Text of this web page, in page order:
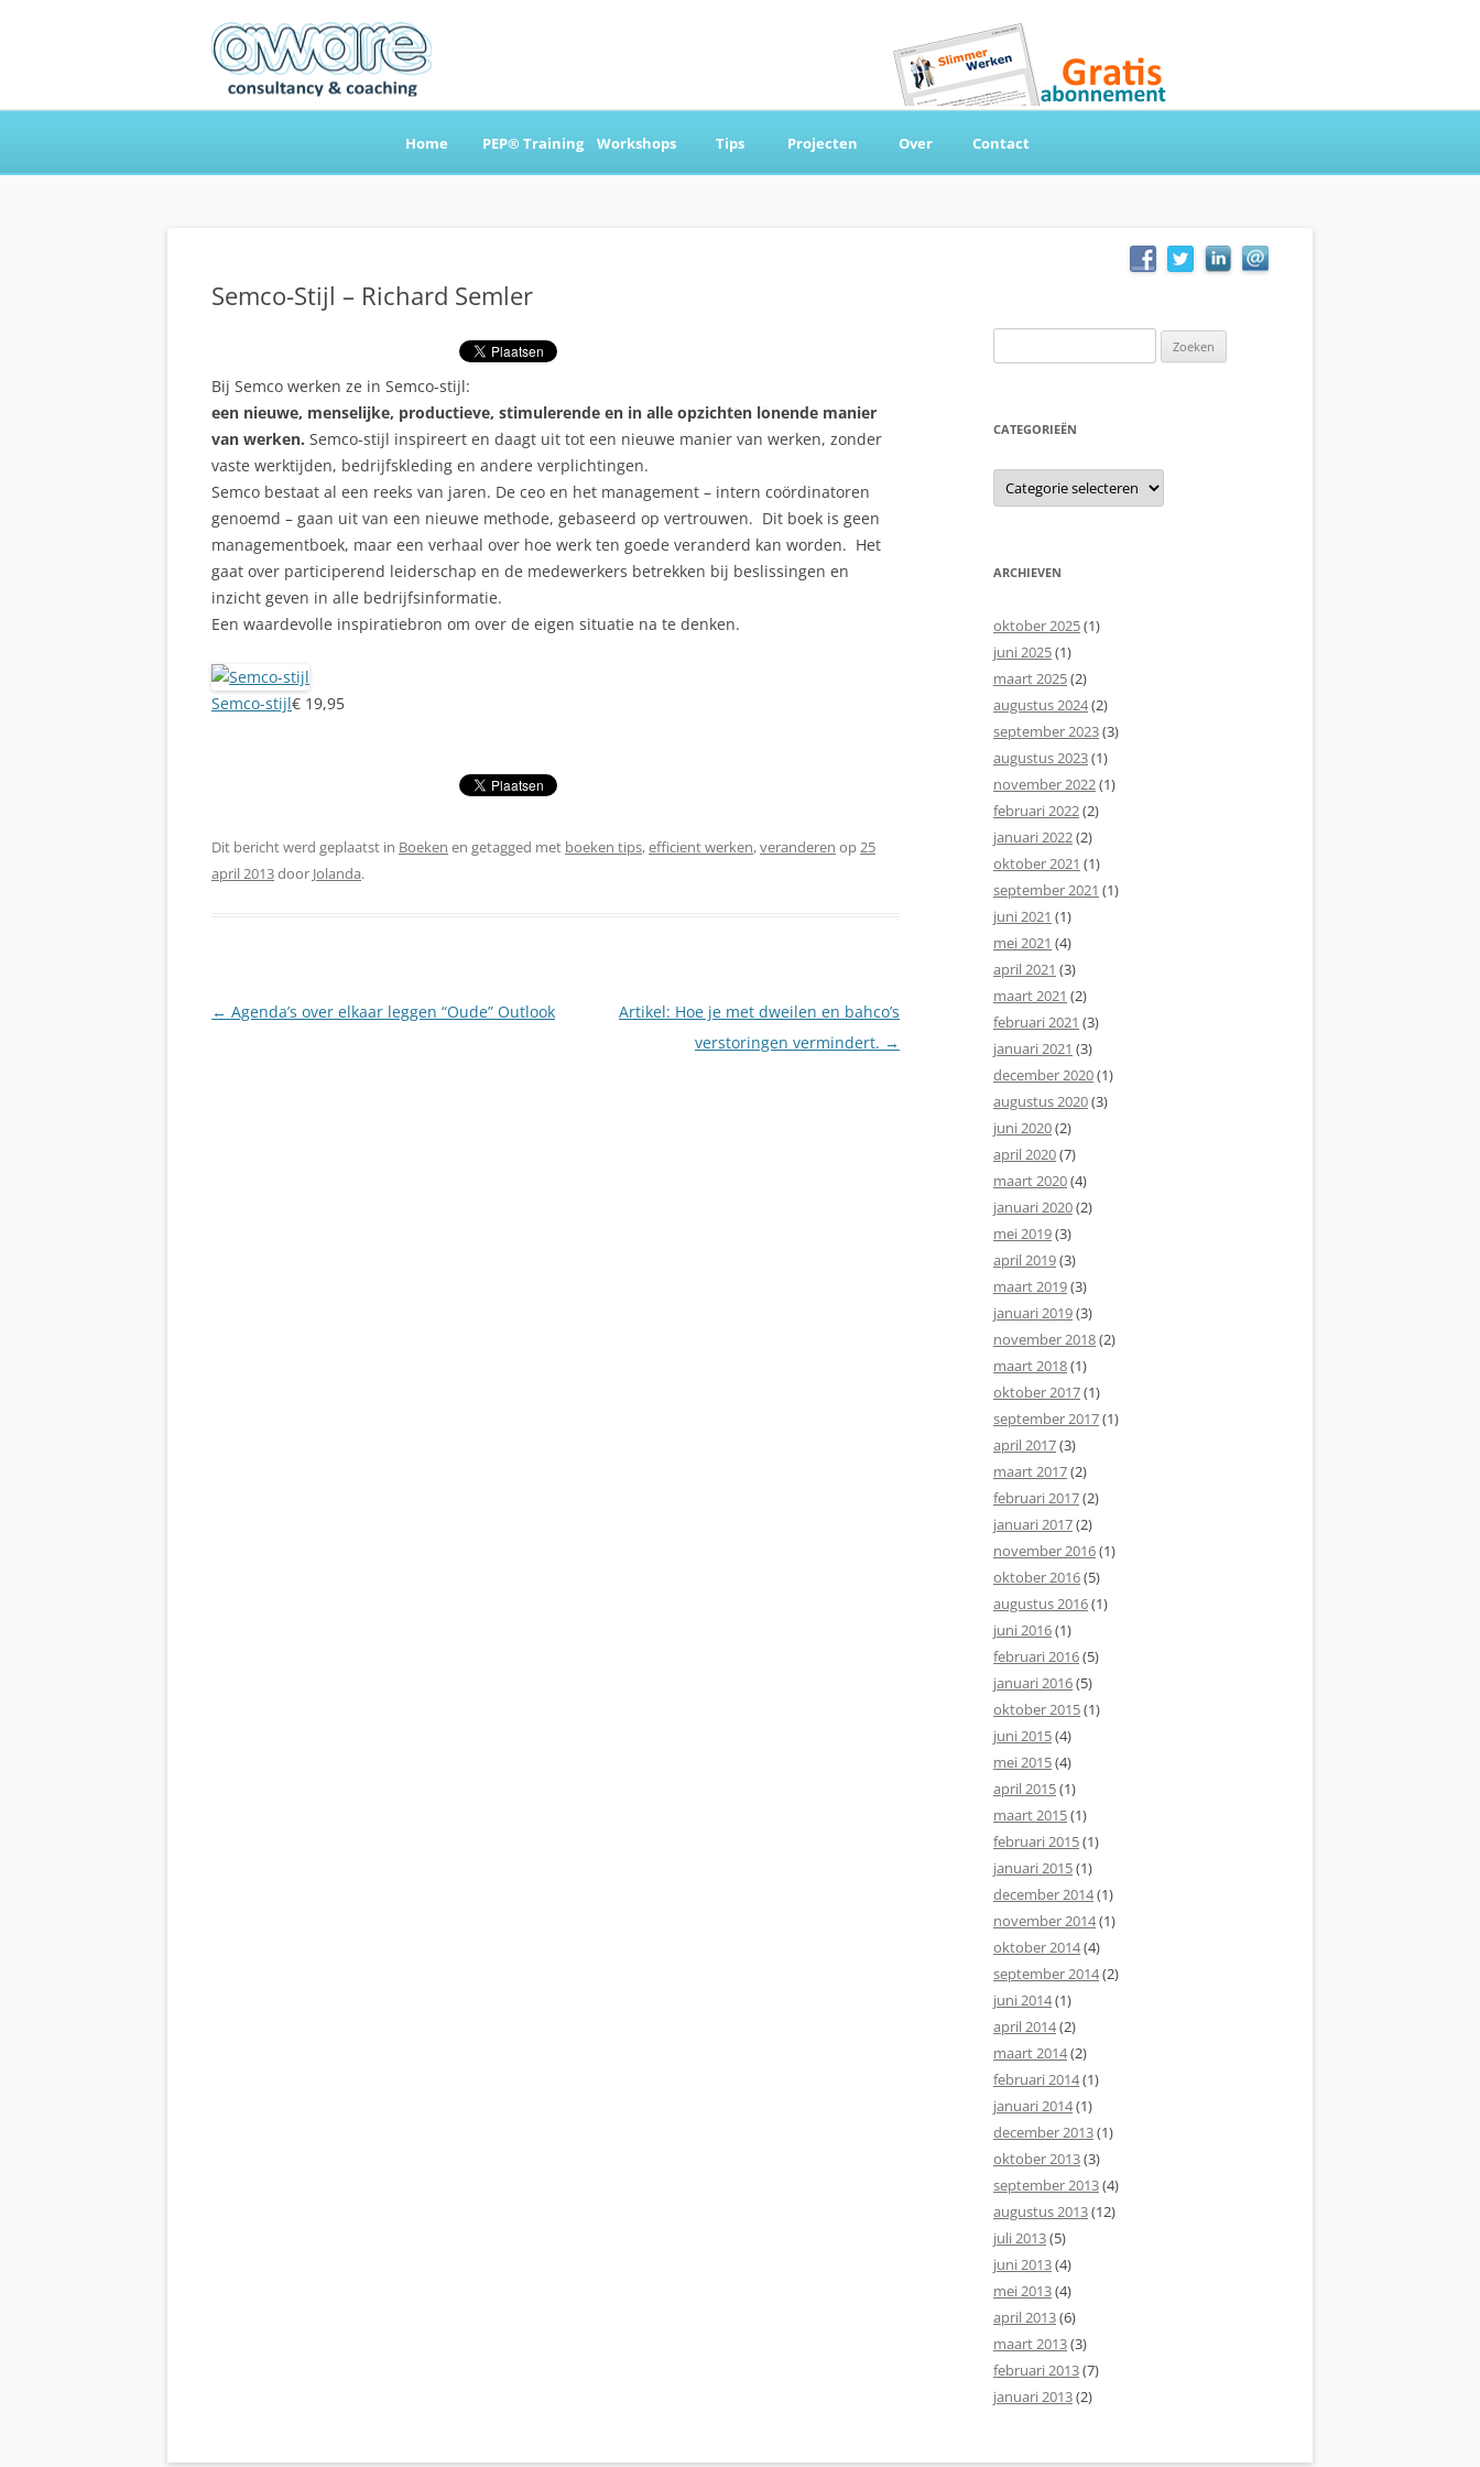
Ga
de
Home PEP® Training Workshops Tips Projecten Over Contact
Aware Consultancy & Coaching
Semco-Stijl – Richard Semler
Bij Semco werken ze in Semco-stijl:
een nieuwe, menselijke, productieve, stimulerende en in alle opzichten lonende manier
van werken. Semco-stijl inspireert en daagt uit tot een nieuwe manier van werken, zonder
vaste werktijden, bedrijfskleding en andere verplichtingen.
Semco bestaat al een reeks van jaren. De ceo en het management – intern coördinatoren
genoemd – gaan uit van een nieuwe methode, gebaseerd op vertrouwen. Dit boek is geen
managementboek, maar een verhaal over hoe werk ten goede veranderd kan worden. Het
gaat over participerend leiderschap en de medewerkers betrekken bij beslissingen en
inzicht geven in alle bedrijfsinformatie.
Een waardevolle inspiratiebron om over de eigen situatie na te denken.
Semco-stijl€ 19,95
Dit bericht werd geplaatst in Boeken en getagged met boeken tips,efficient werken,veranderen op25
april 2013door Jolanda.
Berichtnavigatie
← Agenda’s over elkaar leggen “Oude” Outlook
Artikel: Hoe je met dweilen en bahco’s
verstoringen vermindert. →
naar:
CATEGORIEËN
Categorieën
ARCHIEVEN
oktober 2025(1)
juni 2025(1)
maart 2025(2)
augustus 2024(2)
september 2023(3)
augustus 2023(1)
november 2022(1)
februari 2022(2)
januari 2022(2)
oktober 2021 (1)
september 2021 (1)
juni 2021 (1)
mei 2021 (4)
april 2021 (3)
maart 2021 (2)
februari 2021 (3)
januari 2021 (3)
december 2020(1)
augustus 2020(3)
juni 2020(2)
april 2020(7)
maart 2020(4)
januari 2020(2)
mei 2019(3)
april 2019(3)
maart 2019(3)
januari 2019(3)
november 2018(2)
maart 2018(1)
oktober 2017(1)
september 2017(1)
april 2017(3)
maart 2017(2)
februari 2017(2)
januari 2017(2)
november 2016(1)
oktober 2016(5)
augustus 2016(1)
juni 2016(1)
februari 2016(5)
januari 2016(5)
oktober 2015(1)
juni 2015(4)
mei 2015(4)
april 2015(1)
maart 2015(1)
februari 2015(1)
januari 2015(1)
december 2014(1)
november 2014(1)
oktober 2014(4)
september 2014(2)
juni 2014(1)
april 2014(2)
maart 2014(2)
februari 2014(1)
januari 2014(1)
december 2013(1)
oktober 2013(3)
september 2013(4)
augustus 2013(12)
juli 2013(5)
juni 2013(4)
mei 2013(4)
april 2013(6)
maart 2013(3)
februari 2013(7)
januari 2013(2)